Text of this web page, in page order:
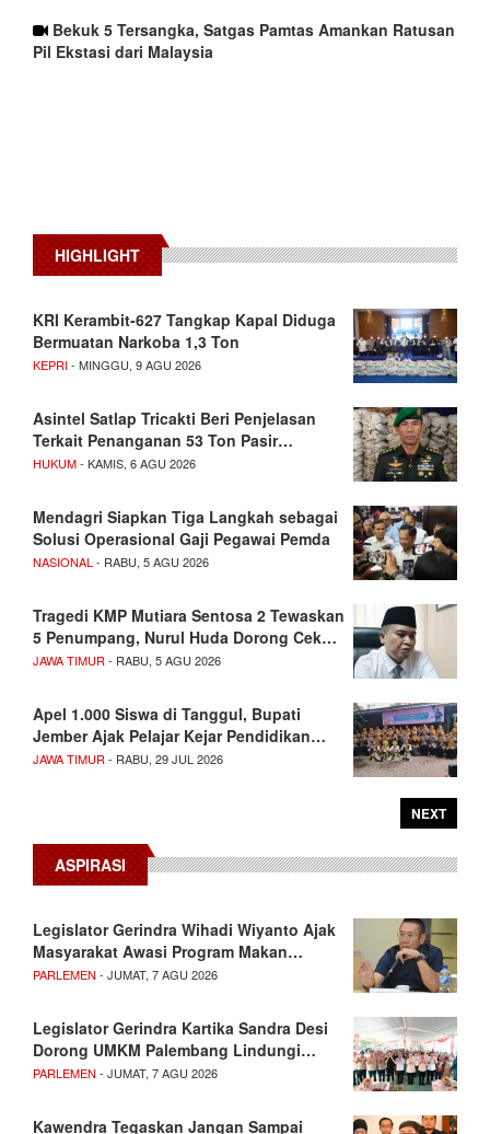
Bekuk 5 Tersangka, Satgas Pamtas Amankan Ratusan
Pil Ekstasi dari Malaysia
HIGHLIGHT
KRI Kerambit-627 Tangkap Kapal Diduga
Bermuatan Narkoba 1,3 Ton
KEPRI- MINGGU, 9 AGU 2026
Asintel Satlap Tricakti Beri Penjelasan
Terkait Penanganan 53 Ton Pasir…
HUKUM- KAMIS, 6 AGU 2026
Mendagri Siapkan Tiga Langkah sebagai
Solusi Operasional Gaji Pegawai Pemda
NASIONAL - RABU, 5 AGU 2026
Tragedi KMP Mutiara Sentosa 2 Tewaskan
5 Penumpang, Nurul Huda Dorong Cek…
JAWA TIMUR - RABU, 5 AGU 2026
Apel 1.000 Siswa di Tanggul, Bupati
Jember Ajak Pelajar Kejar Pendidikan…
JAWA TIMUR - RABU, 29 JUL 2026
NEXT
ASPIRASI
Legislator Gerindra Wihadi Wiyanto Ajak
Masyarakat Awasi Program Makan…
PARLEMEN - JUMAT, 7 AGU 2026
Legislator Gerindra Kartika Sandra Desi
Dorong UMKM Palembang Lindungi…
PARLEMEN - JUMAT, 7 AGU 2026
Kawendra Tegaskan Jangan Sampai